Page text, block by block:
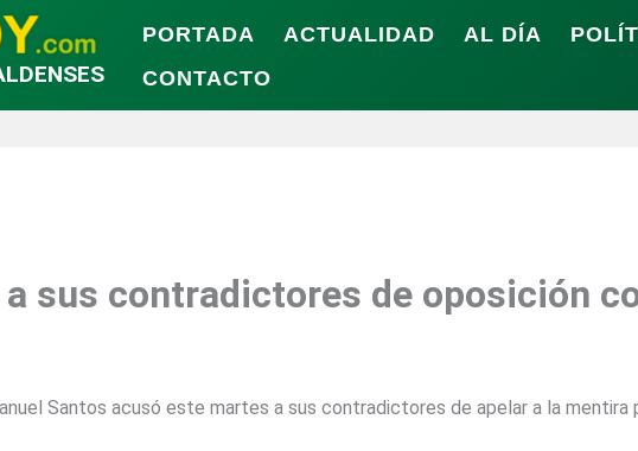
PORTADA ACTUALIDAD AL DÍA
CONTACTO
que es aún más difícil, dijo el Presidente Juan Manuel Santos este sábado en
sus contradictores de oposición
Santos acusó este martes a sus contradictores de apelar a la mentira